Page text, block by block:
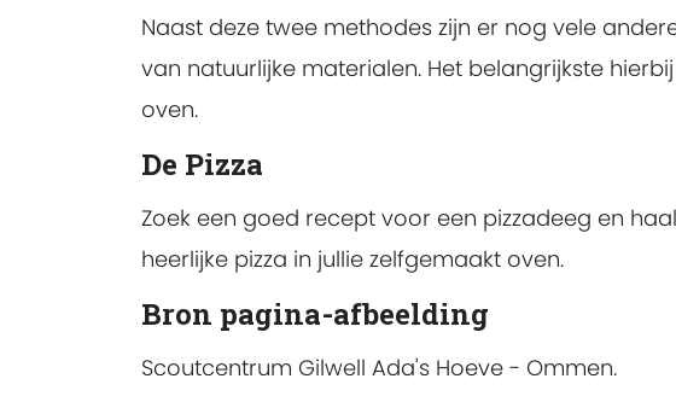
Naast deze twee methodes zijn er nog vele
van natuurlijke materialen. Het belangrijkste
oven.
De Pizza
Zoek een goed recept voor een pizzadeeg en
heerlijke pizza in jullie zelfgemaakt oven.
Bron pagina-afbeelding
Scoutcentrum Gilwell Ada's Hoeve - Ommen.